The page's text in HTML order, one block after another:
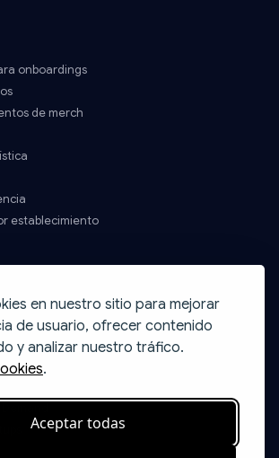
en nuestro sitio para mejorar
de usuario, ofrecer contenido
y analizar nuestro tráfico.
.
Aceptar todas
onboardings
de merch
establecimiento